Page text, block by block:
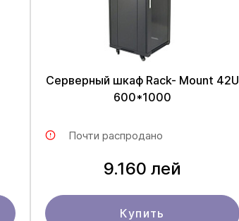
Серверный шкаф Rack- Mount 42U
600*1000
Почти распродано
9.160 лей
Купить